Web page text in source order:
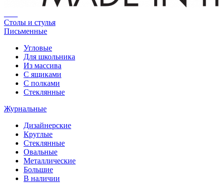
Столы и стулья
Письменные
Угловые
Для школьника
Из массива
С ящиками
С полками
Стеклянные
Журнальные
Дизайнерские
Круглые
Стеклянные
Овальные
Металлические
Большие
В наличии